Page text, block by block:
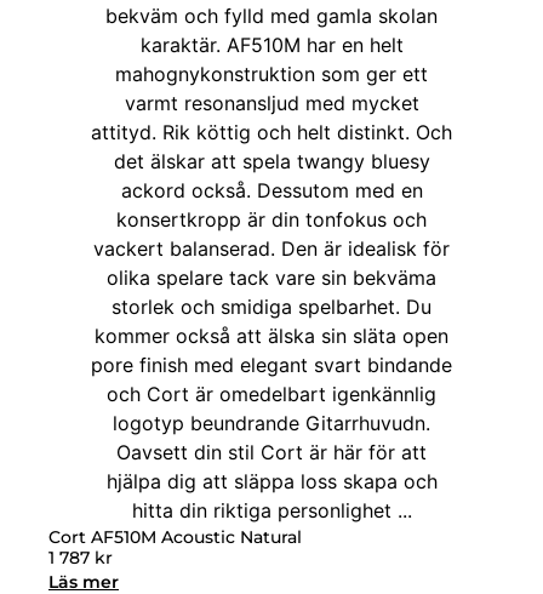
Cort AF510M Acoustic Natural
1 787 kr
Läs mer